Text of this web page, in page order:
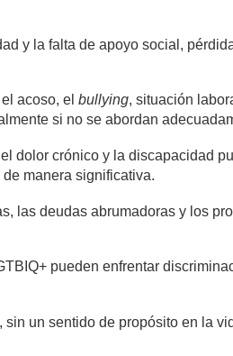
y la falta de apoyo social,
acoso, el bullying, situación
si no se abordan
dolor crónico y la discapacidad
manera significativa.
las deudas abrumadoras y los
pueden enfrentar
sin un sentido de propósito en la